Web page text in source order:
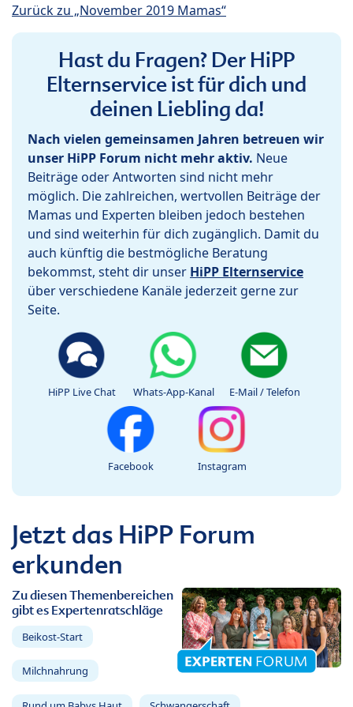
Zurück zu „November 2019 Mamas“
Hast du Fragen? Der HiPP
Elternservice ist für dich und
deinen Liebling da!
Nach vielen gemeinsamen Jahren betreuen wir
unser HiPP Forum nicht mehr aktiv. Neue
Beiträge oder Antworten sind nicht mehr
möglich. Die zahlreichen, wertvollen Beiträge der
Mamas und Experten bleiben jedoch bestehen
und sind weiterhin für dich zugänglich. Damit du
auch künftig die bestmögliche Beratung
bekommst, steht dir unser HiPP Elternservice
über verschiedene Kanäle jederzeit gerne zur
Seite.
HiPP Live Chat Whats-App-Kanal E-Mail / Telefon
Facebook Instagram
Jetzt das HiPP Forum
erkunden
Zu diesen Themenbereichen
gibt es Expertenratschläge
Beikost-Start
Milchnahrung